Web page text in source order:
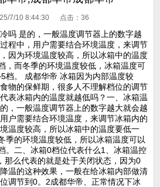
7/10 8:44:30 点击： 36
吗 是的，一般温度调节器上的数字越
程中，用户需要结合环境温度，来调节
因为环境温度较高，所以冰箱中的温度
，而冬季的环境温度较低，冰箱温度可
档。 成都华帝 冰箱因为内部温度较
物的保鲜期，很多人不理解档位的调节
表冰箱内的温度就越低吗？一、冰箱温
，一般温度调节器上的数字越大就会越
户需要结合环境温度，来调节冰箱内的
温度较高，所以冰箱中的温度要低一
季的环境温度较低，所以冰箱温度可以
。二、冰箱0档位代表什么1、冰箱温控
那么代表的就是处于关闭状态，因为0
温的这种效果，一般在给冰箱内部做清
调节到0。2成都华帝、正常情况下冰